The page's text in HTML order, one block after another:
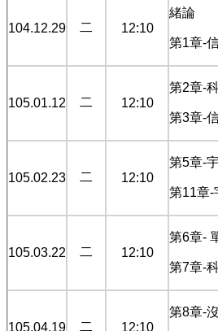
104.12.29 二 12:10
緒論
第1章-
105.01.12 二 12:10
第2章-
第3章-
105.02.23 二 12:10
第5章-
第11章-
105.03.22 二 12:10
第6章-
第7章-
105.04.19 二 12:10
第8章-